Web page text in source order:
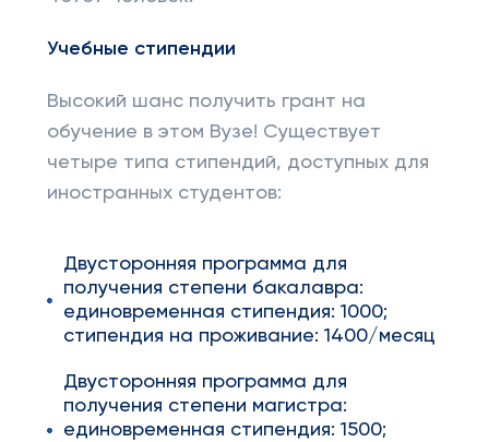
Учебные стипендии
Высокий шанс получить грант на
обучение в этом Вузе! Существует
четыре типа стипендий, доступных для
иностранных студентов:
Двусторонняя программа для
получения степени бакалавра:
единовременная стипендия: 1000;
стипендия на проживание: 1400/месяц
Двусторонняя программа для
получения степени магистра:
единовременная стипендия: 1500;